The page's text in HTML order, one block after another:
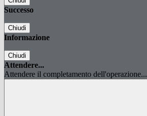
Successo
Chiudi
Informazione
Chiudi
Attendere...
Attendere il completamento dell'operazione...